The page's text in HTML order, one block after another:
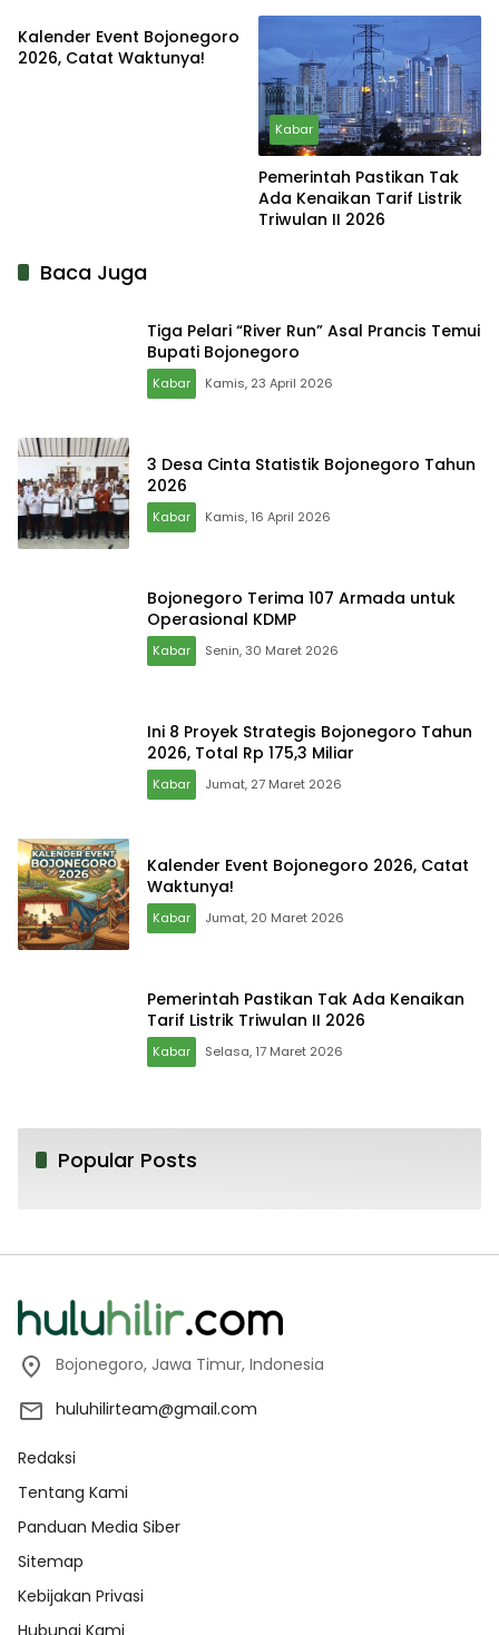
Kalender Event Bojonegoro
2026, Catat Waktunya!
Kabar
Pemerintah Pastikan Tak
Ada Kenaikan Tarif Listrik
Triwulan II 2026
Baca Juga
Tiga Pelari “River Run” Asal Prancis Temui
Bupati Bojonegoro
Kabar Kamis, 23 April 2026
3 Desa Cinta Statistik Bojonegoro Tahun
2026
Kabar Kamis, 16 April 2026
Bojonegoro Terima 107 Armada untuk
Operasional KDMP
Kabar Senin, 30 Maret 2026
Ini 8 Proyek Strategis Bojonegoro Tahun
2026, Total Rp 175,3 Miliar
Kabar Jumat, 27 Maret 2026
Kalender Event Bojonegoro 2026, Catat
Waktunya!
Kabar Jumat, 20 Maret 2026
Pemerintah Pastikan Tak Ada Kenaikan
Tarif Listrik Triwulan II 2026
Kabar Selasa, 17 Maret 2026
Popular Posts
Bojonegoro, Jawa Timur, Indonesia
huluhilirteam@gmail.com
Redaksi
Tentang Kami
Panduan Media Siber
Sitemap
Kebijakan Privasi
Hubungi Kami